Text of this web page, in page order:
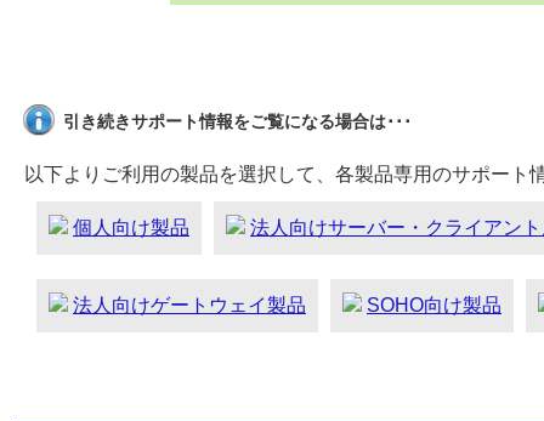
引き続きサポート情報をご覧になる場合は･･･
以下よりご利用の製品を選択して、各製品専用のサポート
個人向け製品 法人向けサーバー・クライアン
法人向けゲートウェイ製品 SOHO向け製品